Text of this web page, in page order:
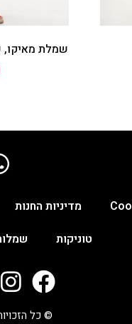
שמלת מאיקו,
מדיניות החנות
טוניקות
© כל